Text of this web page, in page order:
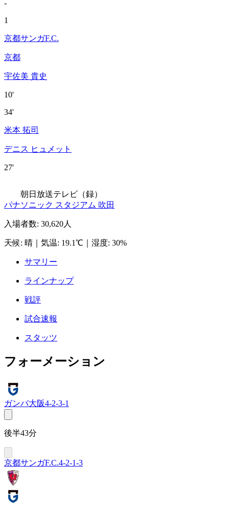
-
1
京都サンガF.C.
京都
宇佐美 貴史
10'
34'
米本 拓司
デニス ヒュメット
27'
朝日放送テレビ（録）
パナソニック スタジアム 吹田
入場者数: 30,620人
天候: 晴 気温: 19.1℃ 湿度: 30%
サマリー
ラインナップ
戦評
試合速報
スタッツ
フォーメーション
ガンバ大阪4-2-3-1
後半43分
京都サンガF.C.4-2-1-3